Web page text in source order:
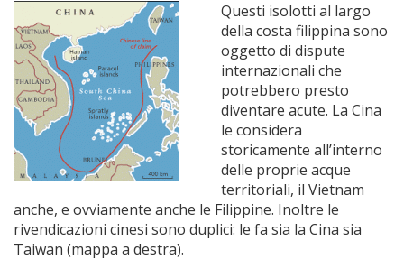
Questi isolotti al largo
della costa filippina sono
oggetto di dispute
internazionali che
potrebbero presto
diventare acute. La Cina
le considera
storicamente all’interno
delle proprie acque
territoriali, il Vietnam
anche, e ovviamente anche le Filippine. Inoltre le
rivendicazioni cinesi sono duplici: le fa sia la Cina sia
Taiwan (mappa a destra).